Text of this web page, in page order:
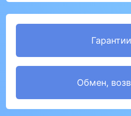
Гарантии
Обмен,